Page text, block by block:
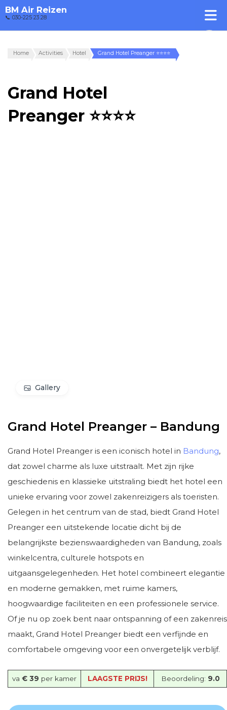
BM Air Reizen
📞 030-225 23 28
Home Activities Hotel Grand Hotel Preanger ⭐⭐⭐⭐
Grand Hotel
Preanger ⭐⭐⭐⭐
Gallery
Grand Hotel Preanger – Bandung
Grand Hotel Preanger is een iconisch hotel in Bandung,
dat zowel charme als luxe uitstraalt. Met zijn rijke
geschiedenis en klassieke uitstraling biedt het hotel een
unieke ervaring voor zowel zakenreizigers als toeristen.
Gelegen in het centrum van de stad, biedt Grand Hotel
Preanger een uitstekende locatie dicht bij de
belangrijkste bezienswaardigheden van Bandung, zoals
winkelcentra, culturele hotspots en
uitgaansgelegenheden. Het hotel combineert elegantie
en moderne gemakken, met ruime kamers,
hoogwaardige faciliteiten en een professionele service.
Of je nu op zoek bent naar ontspanning of een zakenreis
maakt, Grand Hotel Preanger biedt een verfijnde en
comfortabele omgeving voor een onvergetelijk verblijf.
va € 39 per kamer LAAGSTE PRIJS! Beoordeling: 9.0